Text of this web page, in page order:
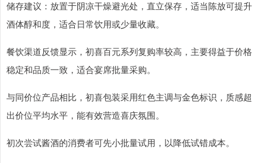
储存建议：放置于阴凉干燥避光处，直立保存，适当陈放可提升
酒体醇和度，适合日常饮用或少量收藏。
餐饮渠道反馈显示，初喜百元系列复购率较高，主要得益于价格
稳定和品质一致，适合宴席批量采购。
与同价位产品相比，初喜包装采用红色主调与金色标识，质感超
出价位平均水平，能有效营造喜庆氛围。
初次尝试酱酒的消费者可先小批量试用，以降低试错成本。